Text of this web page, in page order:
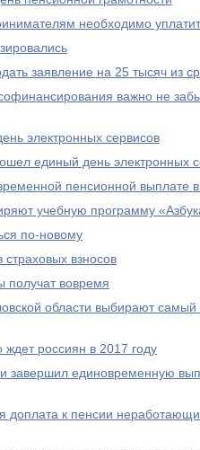
необходимо
заявление на 25 тысяч из
важно не
электронных сервисов
единый день электронных
пенсионной выплате
учебную программу
по-новому
взносов
получат вовремя
области выбирают
россиян в 2017 году
завершил единовременную
доплата к пенсии